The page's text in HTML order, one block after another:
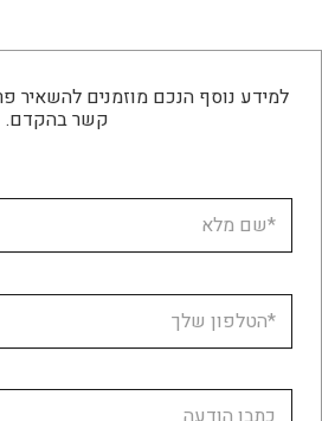
למידע נוסף הנכם מוזמנים להשאיר
קשר בהקדם.